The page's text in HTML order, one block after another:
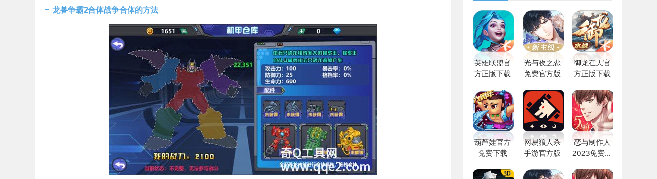
龙兽争霸2合体战争合体的方法
英雄联盟官
方正版下载
光与夜之恋
免费官方版
御龙在天官
方正版下载
葫芦娃官方
免费下载
网易狼人杀
手游官方版
恋与制作人
2023免费下